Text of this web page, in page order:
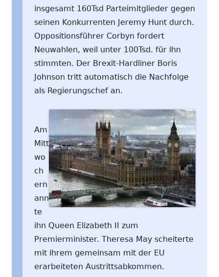
insgesamt 160Tsd Parteimitglieder gegen
seinen Konkurrenten Jeremy Hunt durch.
Oppositionsführer Corbyn fordert
Neuwahlen, weil unter 100Tsd. für ihn
stimmten. Der Brexit-Hardliner Boris
Johnson tritt automatisch die Nachfolge
als Regierungschef an.
Am
Mitt
wo
ch
ern
ann
te
ihn Queen Elizabeth II zum
Premierminister. Theresa May scheiterte
mit ihrem gemeinsam mit der EU
erarbeiteten Austrittsabkommen.